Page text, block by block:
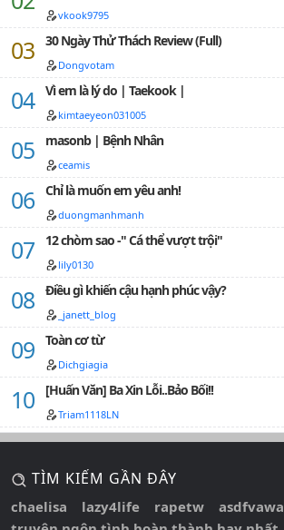
vkook9795
30 Ngày Thử Thách Review (Full)
Dongvotam
Vì em là lý do | Taekook |
kimtaeyeon031005
masonb | Bệnh Nhân
ceamis
Chỉ là muốn em yêu anh!
duongmanhmanh
12 chòm sao -" Cá thể vượt trội"
lily0130
Điều gì khiến cậu hạnh phúc vậy?
_janett_blog
Toàn cơ từ
Dichgiagia
[Huấn Văn] Ba Xin Lỗi..Bảo Bối!!
Triam1118LN
TÌM KIẾM GẦN ĐÂY
chaelisa lazy4life rapetw
asdfvawa